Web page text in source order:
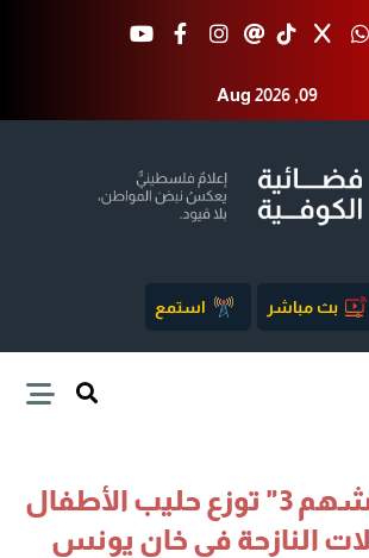
Aug 2026 ,09
بث مباشر استمع
"الفارس الشهم 3" توزع حليب الأطفال
النازحة في خان يونس